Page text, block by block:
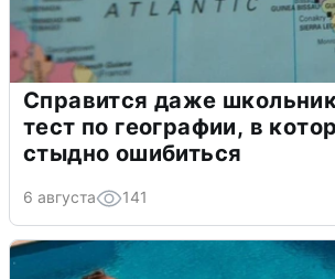
Справится даже
тест по географии, в
стыдно ошибиться
6 августа 141